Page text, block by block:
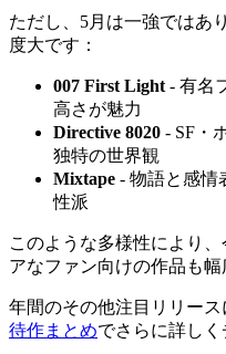
ただし、5月は一強ではあ
度大です：
007 First Light - 有名
高さが魅力
Directive 8020 - SF・
独特の世界観
Mixtape - 物語と感情
性派
このような多様性により
アなファン向けの作品も幅
年間のその他注目リリース
待作まとめでさらに詳しく